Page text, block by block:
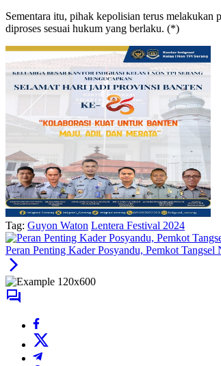
Sementara itu, pihak kepolisian terus
diproses sesuai hukum yang berlaku. (*)
Tag: Guyon Waton Lentera Festival 2024
Peran Penting Kader Posyandu, Pemkot